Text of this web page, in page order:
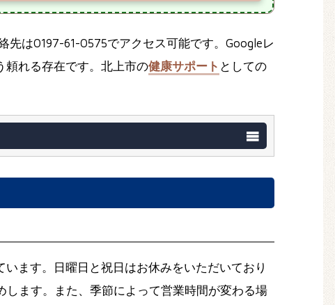
先は0197-61-0575でアクセス可能です。Googleレ
頼れる存在です。北上市の健康サポート としての
ます。日曜日と祝日はお休みをいただいており
ます。また、季節によって営業時間が変わる場